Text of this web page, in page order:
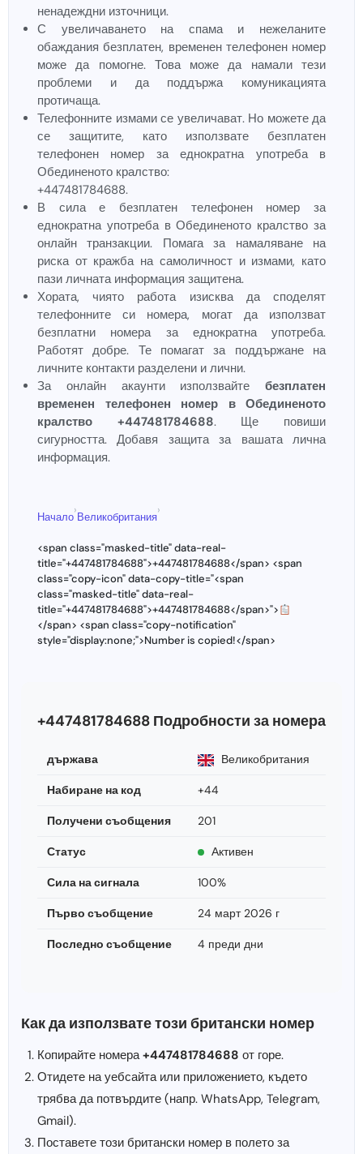
ненадеждни източници.
С увеличаването на спама и нежеланите
обаждания безплатен, временен телефонен номер
може да помогне. Това може да намали тези
проблеми и да поддържа комуникацията
протичаща.
Телефонните измами се увеличават. Но можете да
се защитите, като използвате безплатен
телефонен номер за еднократна употреба в
Обединеното кралство:
+447481784688.
В сила е безплатен телефонен номер за
еднократна употреба в Обединеното кралство за
онлайн транзакции. Помага за намаляване на
риска от кражба на самоличност и измами, като
пази личната информация защитена.
Хората, чиято работа изисква да споделят
телефонните си номера, могат да използват
безплатни номера за еднократна употреба.
Работят добре. Те помагат за поддържане на
личните контакти разделени и лични.
За онлайн акаунти използвайте безплатен
временен телефонен номер в Обединеното
кралство +447481784688. Ще повиши
сигурността. Добавя защита за вашата лична
информация.
Начало
›
Великобритания
›
<span class="masked-title" data-real-
title="+447481784688">+447481784688</span> <span
class="copy-icon" data-copy-title="<span
class="masked-title" data-real-
title="+447481784688">+447481784688</span>">
</span> <span class="copy-notification"
style="display:none;">Number is copied!</span>
+447481784688 Подробности за номера
държава Великобритания
Набиране на код +44
Получени съобщения 201
Статус Активен
Сила на сигнала 100%
Първо съобщение 24 март 2026 г
Последно съобщение 4 преди дни
Как да използвате този британски номер
Копирайте номера+447481784688 от горе.
Отидете на уебсайта или приложението, където
трябва да потвърдите (напр. WhatsApp, Telegram,
Gmail).
Поставете този британски номер в полето за